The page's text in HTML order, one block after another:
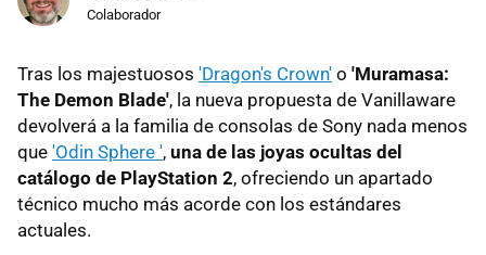
Colaborador
Tras los majestuosos 'Dragon's Crown' o 'Muramasa:
The Demon Blade', la nueva propuesta de Vanillaware
devolverá a la familia de consolas de Sony nada menos
que 'Odin Sphere ', una de las joyas ocultas del
catálogo de PlayStation 2, ofreciendo un apartado
técnico mucho más acorde con los estándares
actuales.